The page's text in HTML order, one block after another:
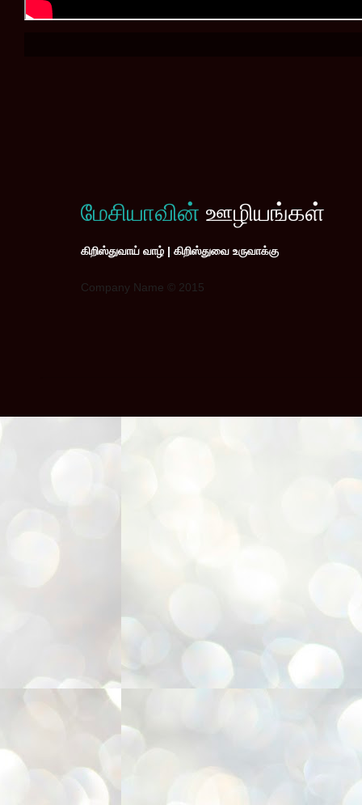
மேசியாவின் ஊழியங்கள்
கிறிஸ்துவாய் வாழ் | கிறிஸ்துவை உருவாக்கு
Company Name © 2015